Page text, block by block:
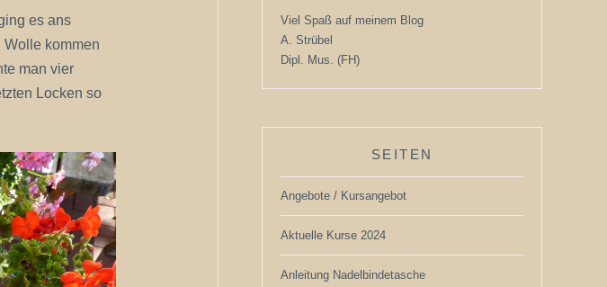
es ans
kommen
man vier
Locken so
Viel Spaß auf meinem Blog
A. Strübel
Dipl. Mus. (FH)
SEITEN
Angebote / Kursangebot
Aktuelle Kurse 2024
Anleitung Nadelbindetasche